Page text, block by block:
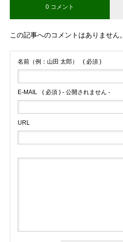
0 コメント
この記事へのコメントはありません。
名前（例：山田 太郎） ( 必須 )
E-MAIL ( 必須 ) - 公開されません -
URL